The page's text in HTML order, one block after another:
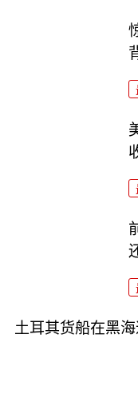
土耳其货船在黑